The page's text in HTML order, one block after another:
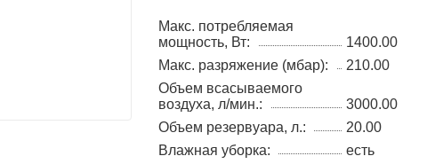
Макс. потребляемая
мощность, Вт:
1400.00
Макс. разряжение (мбар):
210.00
Объем всасываемого
воздуха, л/мин.:
3000.00
Объем резервуара, л.:
20.00
Влажная уборка:
есть